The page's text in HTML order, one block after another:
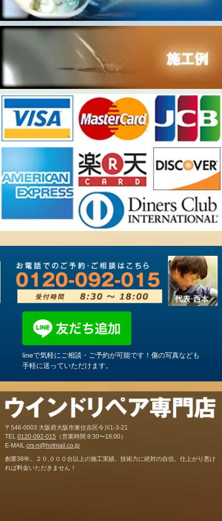
lineで気軽にご相談・ご予約が可能です！傷の写真なども
手軽に送っていただけます。
〒546-0003 大阪府大阪市東住吉区今川1-3-21
TEL 0120-092-015 （営業時間 8:30〜18:00）
E-MAIL crs-n@hotmail.co.jp
創業38年。２０,０００台以上の施工実績。技術力に絶対の自信。仕上がり悪け
れば料金いただきません！